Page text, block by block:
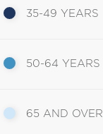
35-49 YEARS
50-64 YEARS
65 AND OVER